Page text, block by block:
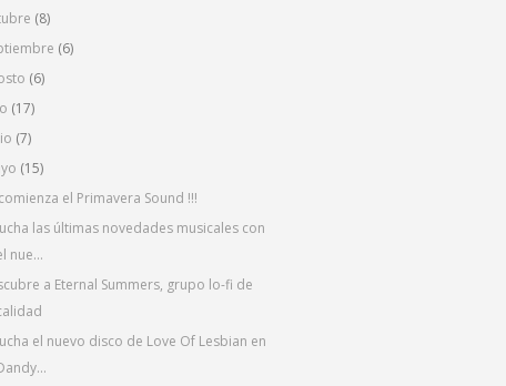
(8)
(6)
(6)
(17)
(7)
(15)
el Primavera Sound !!!
las últimas novedades musicales con
nue...
a Eternal Summers, grupo lo-fi de
el nuevo disco de Love Of Lesbian en